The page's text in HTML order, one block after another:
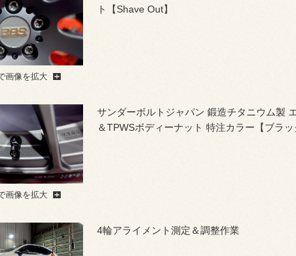
画像を拡大
ト【Shave Out】
画像を拡大
サンダーボルトジャパン 鍛造チタニウム製
＆TPWSボディーナット 特注カラー【ブラッ
4輪アライメント測定＆調整作業